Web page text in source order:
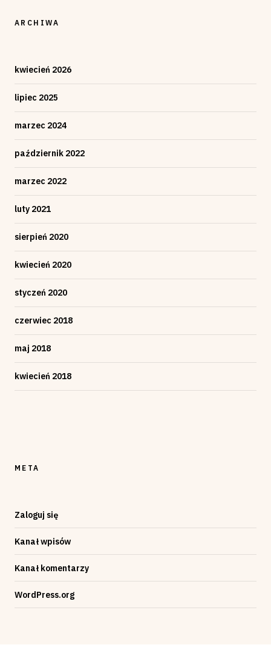
ARCHIWA
kwiecień 2026
lipiec 2025
marzec 2024
październik 2022
marzec 2022
luty 2021
sierpień 2020
kwiecień 2020
styczeń 2020
czerwiec 2018
maj 2018
kwiecień 2018
META
Zaloguj się
Kanał wpisów
Kanał komentarzy
WordPress.org